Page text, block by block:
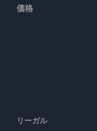
価格
リーガル